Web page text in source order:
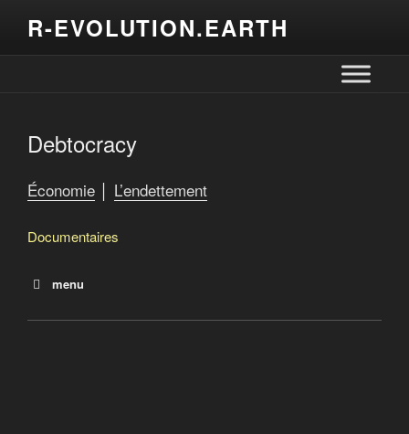
R-EVOLUTION.EARTH
Debtocracy
Économie │ L’endettement
Documentaires
menu